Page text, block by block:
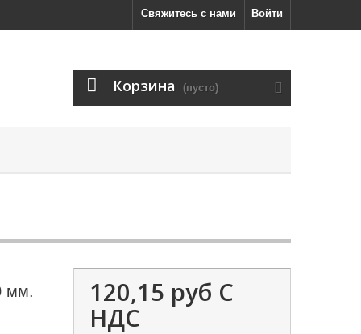
Войти
Свяжитесь с нами
Корзина (пусто)
мм.
120,15 руб С
НДС